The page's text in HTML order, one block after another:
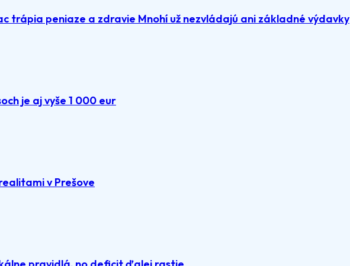
trápia peniaze a zdravie Mnohí už nezvládajú ani základné výdavky
je aj vyše 1 000 eur
v Prešove